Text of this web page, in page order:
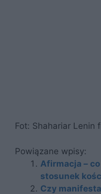
Fot: Shahariar Lenin
Powiązane wpisy:
Afirmacja –
stosunek
Czy